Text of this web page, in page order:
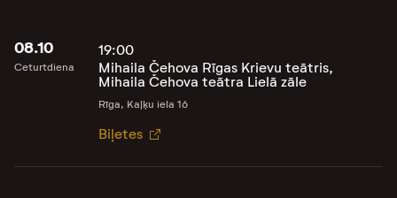
08.10
Ceturtdiena
19:00
Mihaila Čehova Rīgas Krievu teātris,
Mihaila Čehova teātra Lielā zāle
Rīga, Kaļķu iela 16
Biļetes